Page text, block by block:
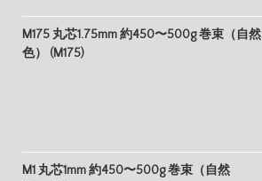
M175 丸芯1.75mm 約450〜500g 巻束（自然
色） (M175)
M1 丸芯1mm 約450〜500g 巻束（自然